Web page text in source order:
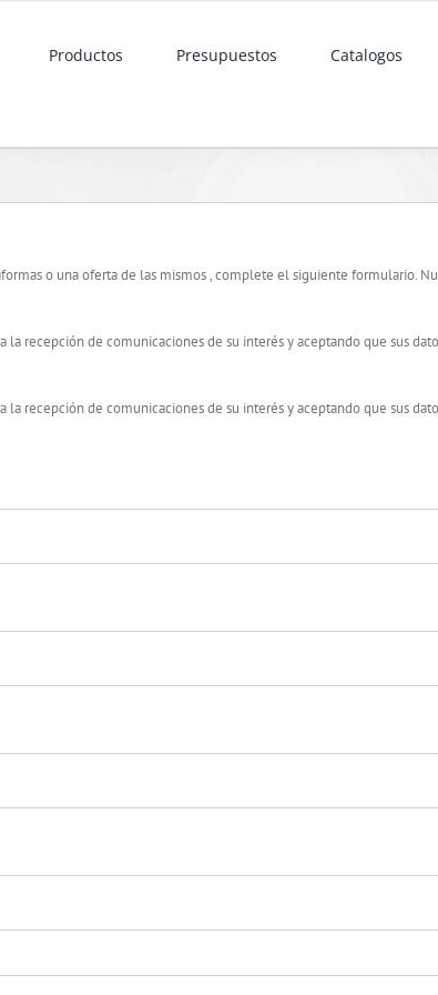
Productos Presupuestos Catalogos
o una oferta de las mismos , complete el siguiente formulario.
recepción de comunicaciones de su interés y aceptando que sus
recepción de comunicaciones de su interés y aceptando que sus